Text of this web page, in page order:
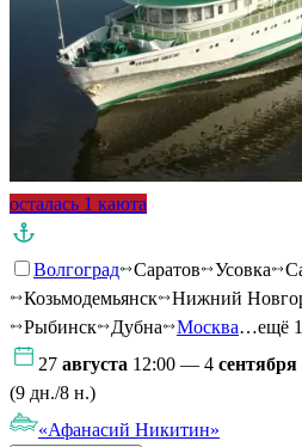
осталась 1 каюта
Волгоград Саратов Усовка
Козьмодемьянск
Нижний
Рыбинск
Дубна Москва…ещё
27 августа 12:00 — 4 сентября
(9 дн./8 н.)
«Афанасий Никитин»